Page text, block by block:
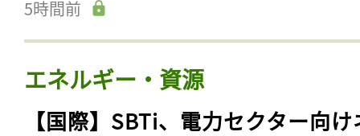
5時間前
エネルギー・資源
【国際】SBTi、電力セクター向